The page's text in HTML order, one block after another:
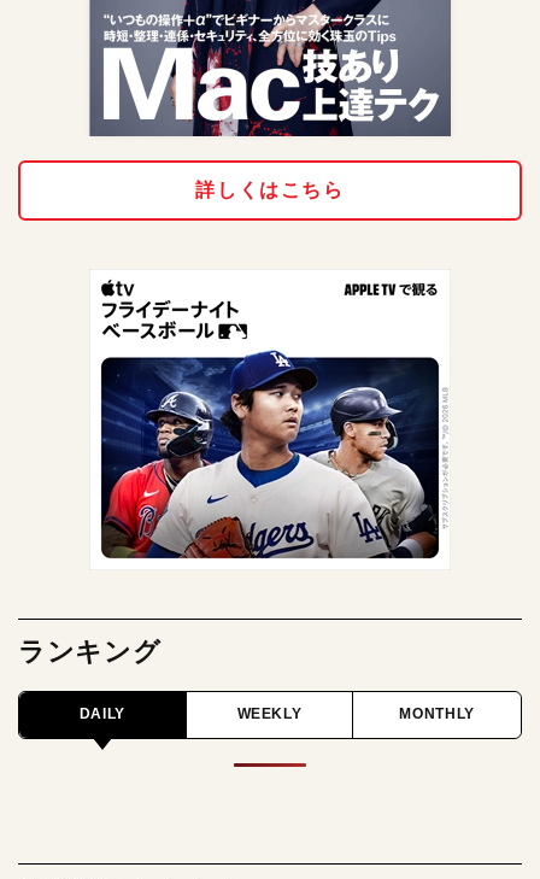
詳しくはこちら
ランキング
DAILY WEEKLY MONTHLY